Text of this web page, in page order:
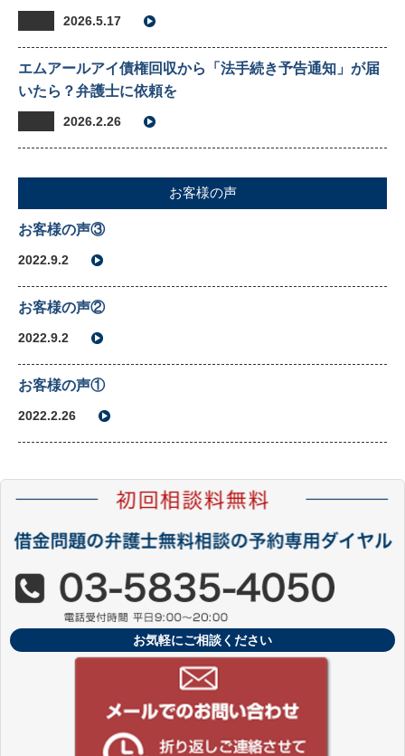
2026.5.17
エムアールアイ債権回収から「法手続き予告通知」が届
いたら？弁護士に依頼を
2026.2.26
お客様の声
お客様の声③
2022.9.2
お客様の声②
2022.9.2
お客様の声①
2022.2.26
お気軽にご相談ください